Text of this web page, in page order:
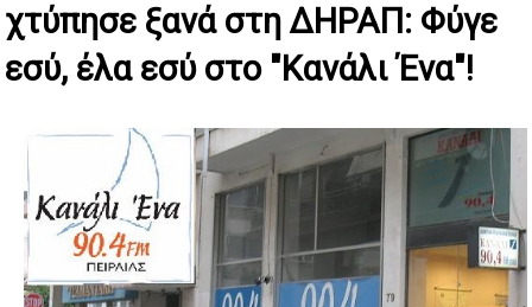
χτύπησε ξανά στη ΔΗΡΑΠ: Φύγε
εσύ, έλα εσύ στο "Κανάλι Ένα"!